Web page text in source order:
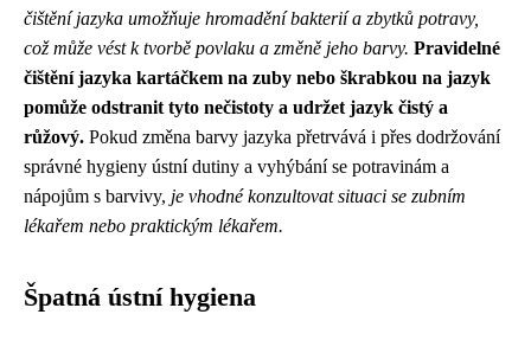
čištění jazyka umožňuje hromadění bakterií a zbytků potravy,
což může vést k tvorbě povlaku a změně jeho barvy. Pravidelné
čištění jazyka kartáčkem na zuby nebo škrabkou na jazyk
pomůže odstranit tyto nečistoty a udržet jazyk čistý a
růžový. Pokud změna barvy jazyka přetrvává i přes dodržování
správné hygieny ústní dutiny a vyhýbání se potravinám a
nápojům s barvivy, je vhodné konzultovat situaci se zubním
lékařem nebo praktickým lékařem.
Špatná ústní hygiena